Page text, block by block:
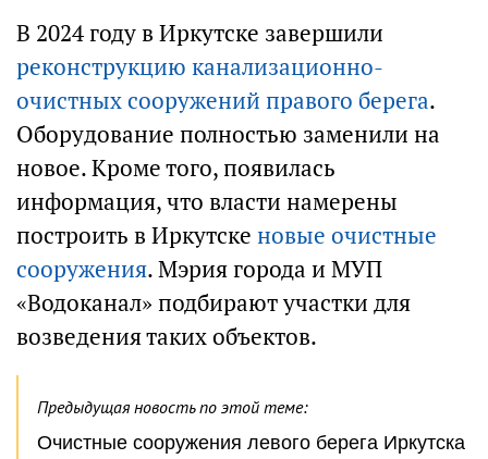
В 2024 году в Иркутске завершили
реконструкцию канализационно-
очистных сооружений правого берега.
Оборудование полностью заменили на
новое. Кроме того, появилась
информация, что власти намерены
построить в Иркутске новые очистные
сооружения. Мэрия города и МУП
«Водоканал» подбирают участки для
возведения таких объектов.
Предыдущая новость по этой теме:
Очистные сооружения левого берега Иркутска